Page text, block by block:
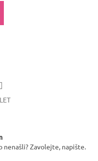
nenašli? Zavolejte, napište.